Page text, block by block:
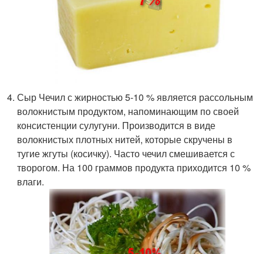
Сыр Чечил с жирностью 5-10 % является рассольным
волокнистым продуктом, напоминающим по своей
консистенции сулугуни. Производится в виде
волокнистых плотных нитей, которые скручены в
тугие жгуты (косичку). Часто чечил смешивается с
творогом. На 100 граммов продукта приходится 10 %
влаги.